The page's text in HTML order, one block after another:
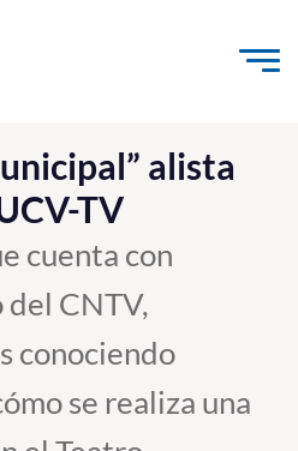
contenido
Innovación
alista
TV
cuenta con
CNTV,
conociendo
se realiza una